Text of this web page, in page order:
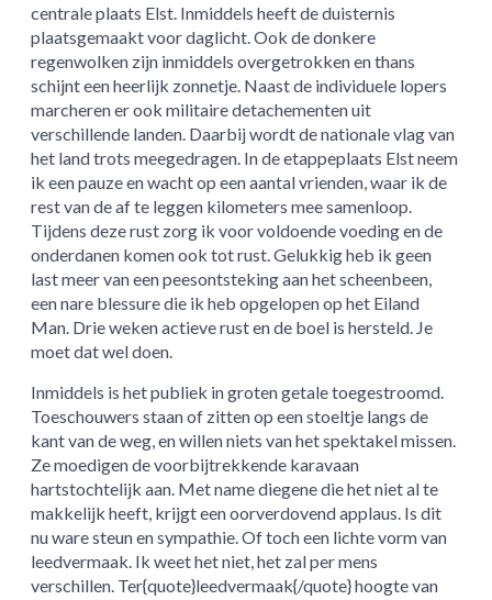
centrale plaats Elst. Inmiddels heeft de duisternis
plaatsgemaakt voor daglicht. Ook de donkere
regenwolken zijn inmiddels overgetrokken en thans
schijnt een heerlijk zonnetje. Naast de individuele lopers
marcheren er ook militaire detachementen uit
verschillende landen. Daarbij wordt de nationale vlag van
het land trots meegedragen. In de etappeplaats Elst neem
ik een pauze en wacht op een aantal vrienden, waar ik de
rest van de af te leggen kilometers mee samenloop.
Tijdens deze rust zorg ik voor voldoende voeding en de
onderdanen komen ook tot rust. Gelukkig heb ik geen
last meer van een peesontsteking aan het scheenbeen,
een nare blessure die ik heb opgelopen op het Eiland
Man. Drie weken actieve rust en de boel is hersteld. Je
moet dat wel doen.
Inmiddels is het publiek in groten getale toegestroomd.
Toeschouwers staan of zitten op een stoeltje langs de
kant van de weg, en willen niets van het spektakel missen.
Ze moedigen de voorbijtrekkende karavaan
hartstochtelijk aan. Met name diegene die het niet al te
makkelijk heeft, krijgt een oorverdovend applaus. Is dit
nu ware steun en sympathie. Of toch een lichte vorm van
leedvermaak. Ik weet het niet, het zal per mens
verschillen. Ter{quote}leedvermaak{/quote} hoogte van